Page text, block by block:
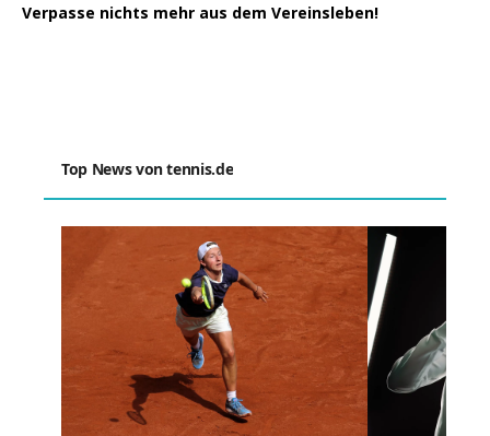
Verpasse nichts mehr aus dem Vereinsleben!